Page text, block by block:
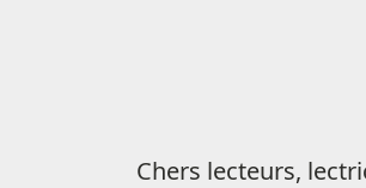
Chers lecteurs,